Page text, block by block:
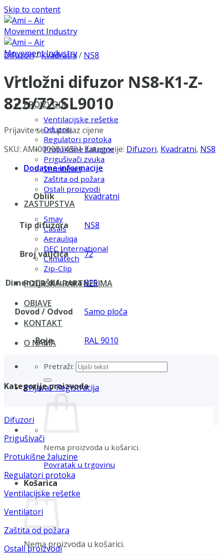
Skip to content
PROIZVODI
Ventilacijske rešetke
Difuzori
Regulatori protoka
Protukišne žaluzine
Prigušivači zvuka
Ventilatori
Zaštita od požara
Ostali proizvodi
ZASTUPSTVA
Smay
Casals
Aerauliqa
DEC International
Climatech
Zip-Clip
PODRŠKA PARTNERIMA
OBJAVE
KONTAKT
O NAMA
Pretraži:
Prijava / Registracija
Nema proizvoda u košarici.
Povratak u trgovinu
Košarica
Nema proizvoda u košarici.
Difuzori/Kvadratni/ NS8
Vrtložni difuzor NS8-K1-Z-
825/72-SL9010
Prijavite se za prikaz cijene
SKU: AMI0000014601 Kategorije: Difuzori, Kvadratni, NS8
Dodatne informacije
Oblik kvadratni
Tip difuzora NS8
Broj valjčića 72
Dimenzija difuzora825
Dovod / Odvod Samo ploča
Boja RAL 9010
Kategorije proizvoda
Difuzori
Prigušivači
Protukišne žaluzine
Regulatori protoka
Ventilacijske rešetke
Ventilatori
Zaštita od požara
Ostali proizvodi